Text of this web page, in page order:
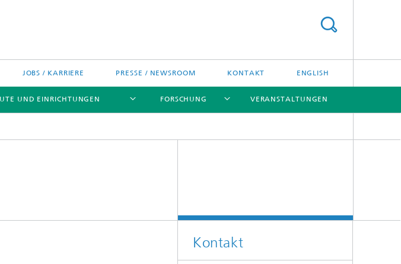
JOBS / KARRIERE PRESSE / NEWSROOM KONTAKT ENGLISH
Fraunhofer-Preisverleihung
UND EINRICHTUNGEN
Nord- und Südamerika
FORSCHUNG VERANSTALTUNGEN
Kontakt